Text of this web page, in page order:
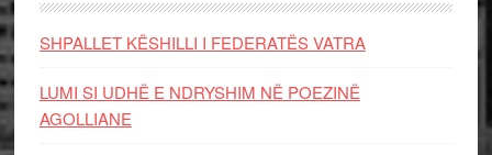
SHPALLET KËSHILLI I FEDERATËS VATRA
LUMI SI UDHË E NDRYSHIM NË POEZINË
AGOLLIANE